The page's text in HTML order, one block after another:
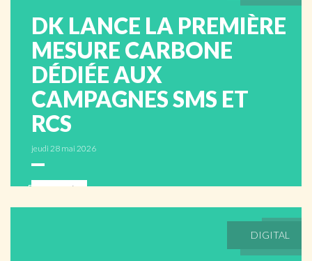
DK LANCE LA PREMIÈRE
MESURE CARBONE
DÉDIÉE AUX
CAMPAGNES SMS ET
RCS
jeudi 28 mai 2026
DIGITAL